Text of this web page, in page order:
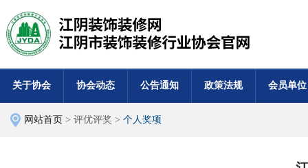
关于协会 协会动态 公告通知 政策法规 会员单位
网站首页 > 评优评奖 > 个人奖项